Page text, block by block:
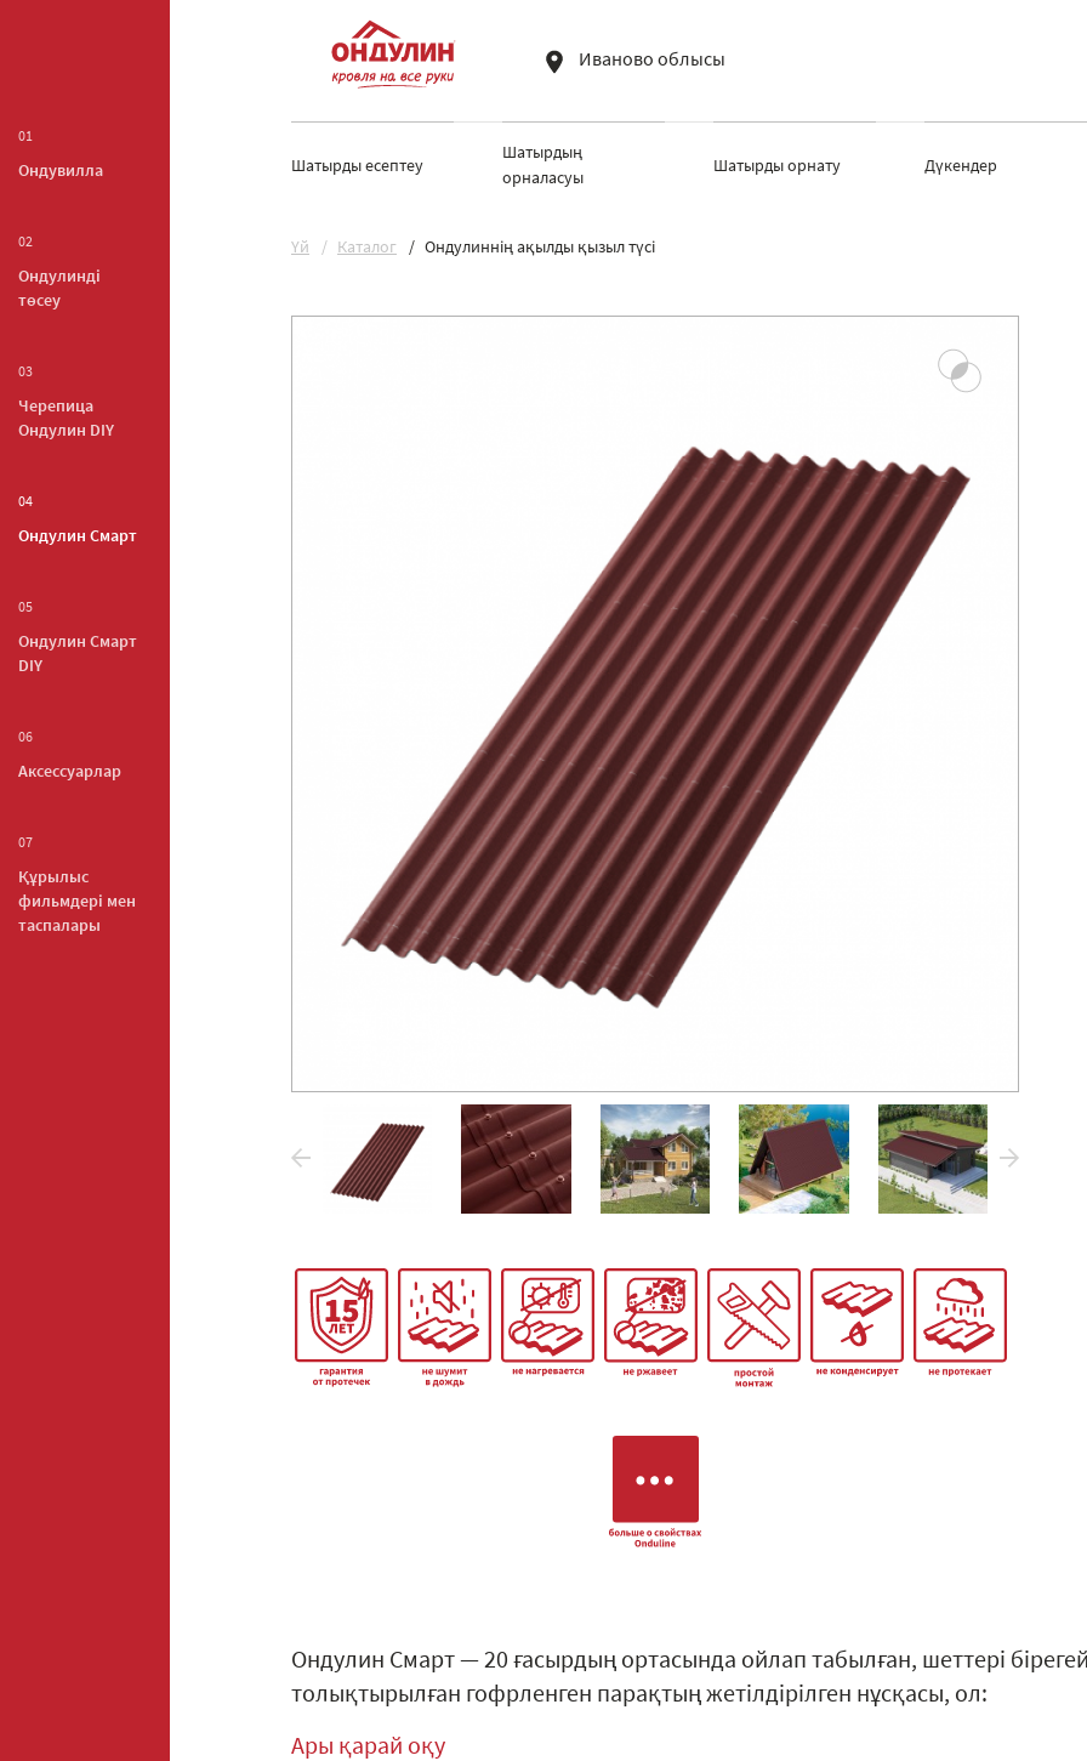
01
Ондувилла
02
Ондулинді
төсеу
03
Черепица
Ондулин DIY
04
Ондулин Смарт
05
Ондулин Смарт
DIY
06
Аксессуарлар
07
Құрылыс
фильмдері мен
таспалары
Иваново облысы
Шатырды есептеу
Шатырдың
орналасуы
Шатырды орнату Дүкендер
Yй Каталог Ондулиннің ақылды қызыл түсі
Ондулин Смарт — 20 ғасырдың ортасында ойлап табылған, шеттері
толықтырылған гофрленген парақтың жетілдірілген нұсқасы, ол:
Ары қарай оқу